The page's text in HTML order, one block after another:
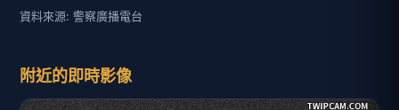
資料來源: 警察廣播電台
附近的即時影像